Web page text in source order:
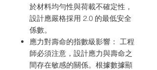
於材料均勻性與荷載不確定性，
設計應嚴格採用 2.0 的最低安全
係數。
應力對壽命的指數級影響： 工程
師必須注意，設計應力與壽命之
間存在敏感的關係。根據數據顯